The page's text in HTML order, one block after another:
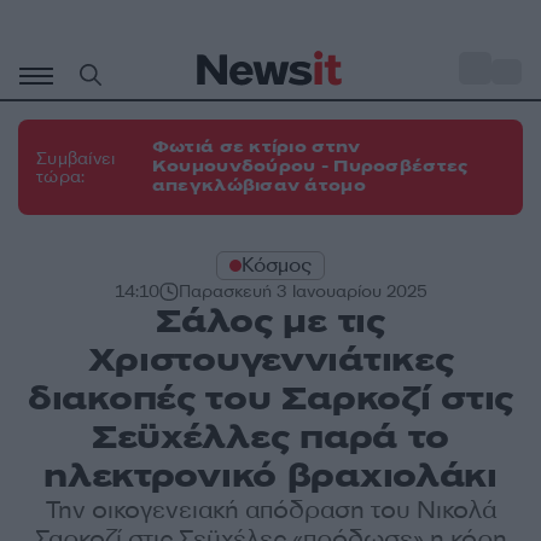
περιεχόμενο
Συμβαίνει
τώρα:
Φωτιά σε κτίριο στην
Κουμουνδούρου - Πυροσβέστες
απεγκλώβισαν άτομο
Κόσμος
14:10 Παρασκευή 3 Ιανουαρίου 2025
Σάλος με τις
Χριστουγεννιάτικες
διακοπές του Σαρκοζί στις
Σεϋχέλλες παρά το
ηλεκτρονικό βραχιολάκι
Την οικογενειακή απόδραση του Νικολά